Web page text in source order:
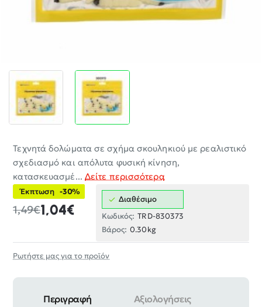
Τεχνητά δολώματα σε σχήμα σκουληκιού με ρεαλιστικό
σχεδιασμό και απόλυτα φυσική κίνηση,
κατασκευασμέ... Δείτε περισσότερα
Έκπτωση -30%
1,04€
1,49€
Διαθέσιμο
Κωδικός: TRD-830373
Βάρος: 0.30kg
Ρωτήστε μας για το προϊόν
Περιγραφή Αξιολογήσεις